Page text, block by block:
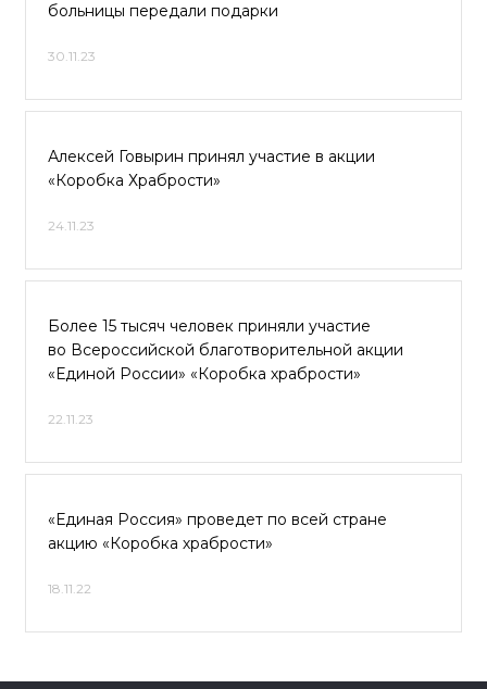
больницы передали подарки
30.11.23
Алексей Говырин принял участие в акции
«Коробка Храбрости»
24.11.23
Более 15 тысяч человек приняли участие
во Всероссийской благотворительной акции
«Единой России» «Коробка храбрости»
22.11.23
«Единая Россия» проведет по всей стране
акцию «Коробка храбрости»
18.11.22